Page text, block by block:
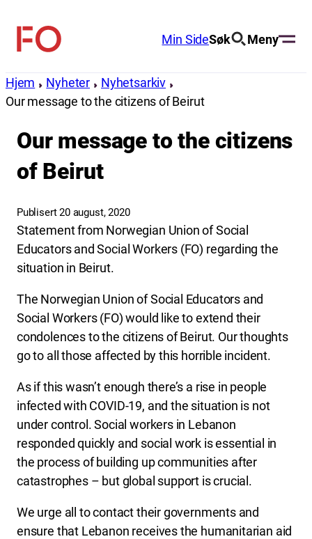
innhold
FO
Min SideSøk Meny
Hjem Nyheter
Nyhetsarkiv
Our message to the citizens of Beirut
Our message to the citizens
of Beirut
Publisert 20 august, 2020
Statement from Norwegian Union of Social
Educators and Social Workers (FO) regarding the
situation in Beirut.
The Norwegian Union of Social Educators and
Social Workers (FO) would like to extend their
condolences to the citizens of Beirut. Our thoughts
go to all those affected by this horrible incident.
As if this wasn’t enough there’s a rise in people
infected with COVID-19, and the situation is not
under control. Social workers in Lebanon
responded quickly and social work is essential in
the process of building up communities after
catastrophes – but global support is crucial.
We urge all to contact their governments and
ensure that Lebanon receives the humanitarian aid